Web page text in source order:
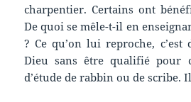
charpentier. Certains ont
De quoi se mêle-t-il en
? Ce qu’on lui reproche,
Dieu sans être qualifié pour
d’étude de rabbin ou de scribe.